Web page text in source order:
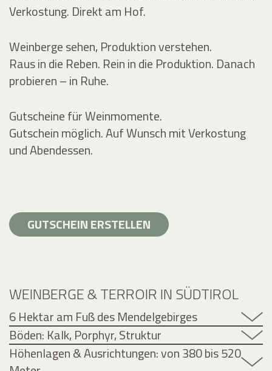
Verkostung. Direkt am Hof.
Weinberge sehen, Produktion verstehen.
Raus in die Reben. Rein in die Produktion. Danach
probieren – in Ruhe.
Gutscheine für Weinmomente.
Gutschein möglich. Auf Wunsch mit Verkostung
und Abendessen.
GUTSCHEIN ERSTELLEN
WEINBERGE & TERROIR IN SÜDTIROL
6 Hektar am Fuß des Mendelgebirges
Böden: Kalk, Porphyr, Struktur
Höhenlagen & Ausrichtungen: von 380 bis 520